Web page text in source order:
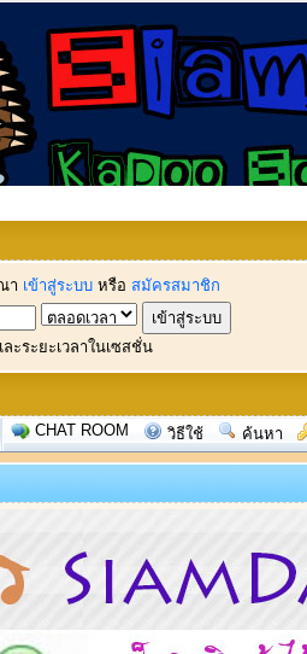
า เข้าสู่ระบบ หรือ สมัครสมาชิก
ะระยะเวลาในเซสชั่น
CHAT ROOM วิธีใช้ ค้นหา